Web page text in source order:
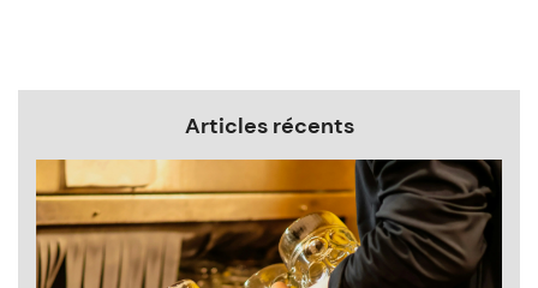
Articles récents